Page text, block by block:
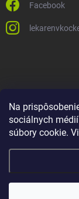
Na
sociálnych
súbory cookie.
Facebook